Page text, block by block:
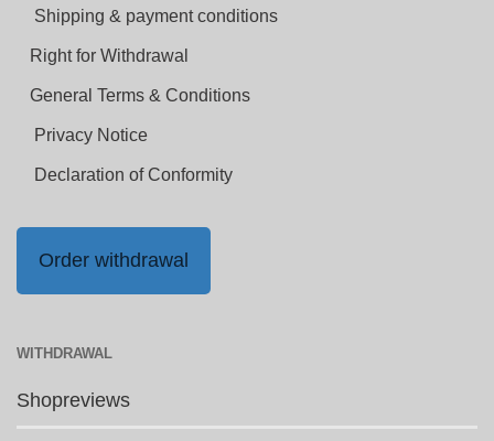
Shipping & payment conditions
Right for Withdrawal
General Terms & Conditions
Privacy Notice
Declaration of Conformity
Order withdrawal
WITHDRAWAL
Shopreviews